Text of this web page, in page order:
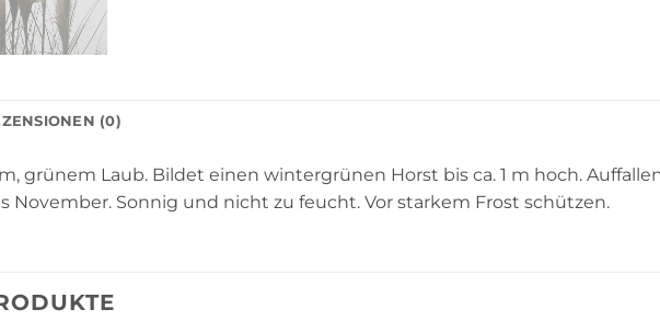
(0)
grünem Laub. Bildet einen wintergrünen Horst bis ca. 1 m hoch.
November. Sonnig und nicht zu feucht. Vor starkem Frost schützen.